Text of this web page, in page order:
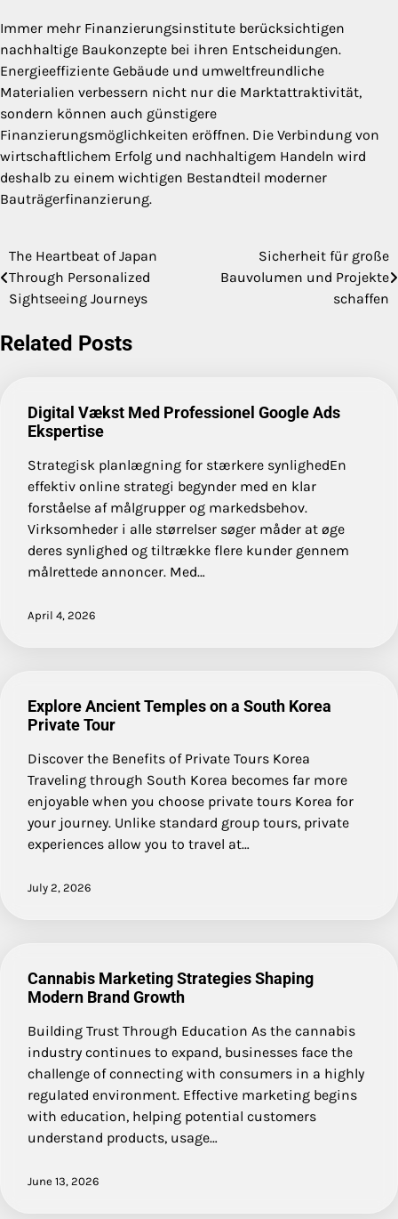
Immer mehr Finanzierungsinstitute berücksichtigen
nachhaltige Baukonzepte bei ihren Entscheidungen.
Energieeffiziente Gebäude und umweltfreundliche
Materialien verbessern nicht nur die Marktattraktivität,
sondern können auch günstigere
Finanzierungsmöglichkeiten eröffnen. Die Verbindung von
wirtschaftlichem Erfolg und nachhaltigem Handeln wird
deshalb zu einem wichtigen Bestandteil moderner
Bauträgerfinanzierung.
Post
navigation
The Heartbeat of Japan
Through Personalized
Sightseeing Journeys
Sicherheit für große
Bauvolumen und Projekte
schaffen
Related Posts
Digital Vækst Med Professionel Google Ads
Ekspertise
Strategisk planlægning for stærkere synlighedEn
effektiv online strategi begynder med en klar
forståelse af målgrupper og markedsbehov.
Virksomheder i alle størrelser søger måder at øge
deres synlighed og tiltrække flere kunder gennem
målrettede annoncer. Med…
April 4, 2026
Explore Ancient Temples on a South Korea
Private Tour
Discover the Benefits of Private Tours Korea
Traveling through South Korea becomes far more
enjoyable when you choose private tours Korea for
your journey. Unlike standard group tours, private
experiences allow you to travel at…
July 2, 2026
Cannabis Marketing Strategies Shaping
Modern Brand Growth
Building Trust Through Education As the cannabis
industry continues to expand, businesses face the
challenge of connecting with consumers in a highly
regulated environment. Effective marketing begins
with education, helping potential customers
understand products, usage…
June 13, 2026